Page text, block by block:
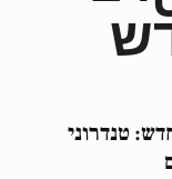
טנדרוני